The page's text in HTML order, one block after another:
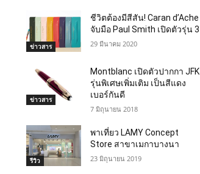
ข่าวสาร
ชีวิตต้องมีสีสัน! Caran d’Ache
จับมือ Paul Smith เปิดตัวรุ่น 3
29 มีนาคม 2020
ข่าวสาร
Montblanc เปิดตัวปากกา JFK
รุ่นพิเศษเพิ่มเติม เป็นสีแดง
เบอร์กันดี
7 มิถุนายน 2018
รีวิว
พาเที่ยว LAMY Concept
Store สาขาเมกาบางนา
23 มิถุนายน 2019